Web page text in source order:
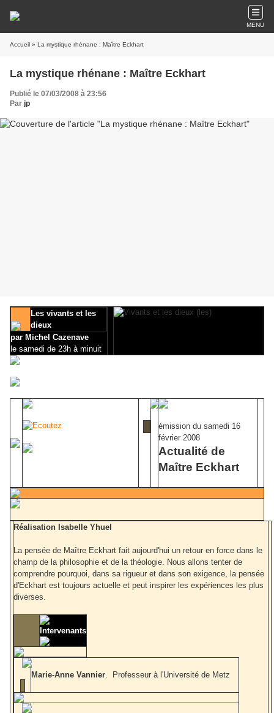
MENU
Accueil » La mystique rhénane : Maître Eckhart
La mystique rhénane : Maître Eckhart
Publié le 07/03/2008 à 23:56
Par jp
Les vivants et les
dieux
par Michel Cazenave
le samedi de 23h à minuit
émission du samedi 16
février 2008
Actualité de
Maître Eckhart
Réalisation Isabelle Yhuel
La pensée de Maître Eckhart fait aujourd'hui un retour en force dans le
champ de la philosophie et de la théologie. Nous allons tenter de
comprendre pourquoi, dans sa rigueur et dans son exigence, la pensée
d'Eckhart est toujours actuelle et peut inspirer les expériences les plus
diverses.
Intervenants
Marie-Anne Vannier. Professeur à l'Université de Metz